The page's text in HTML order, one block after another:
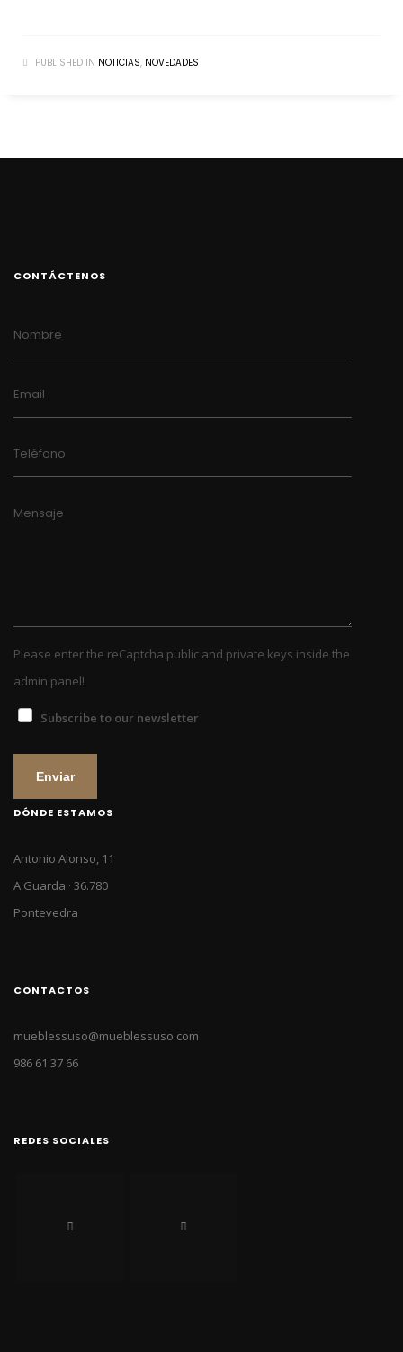
PUBLISHED IN NOTICIAS, NOVEDADES
CONTÁCTENOS
Nombre
Email
Teléfono
Mensaje
Please enter the reCaptcha public and private keys inside the
admin panel!
Subscribe to our newsletter
Enviar
DÓNDE ESTAMOS
Antonio Alonso, 11
A Guarda · 36.780
Pontevedra
CONTACTOS
mueblessuso@mueblessuso.com
986 61 37 66
REDES SOCIALES